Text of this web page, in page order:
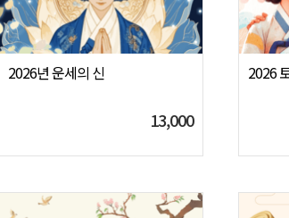
2026년 운세의 신
13,000
2026